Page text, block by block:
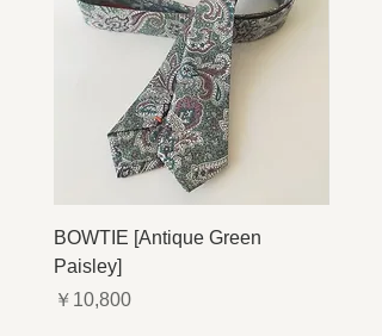
BOWTIE [Antique Green
Paisley]
価格
￥10,800